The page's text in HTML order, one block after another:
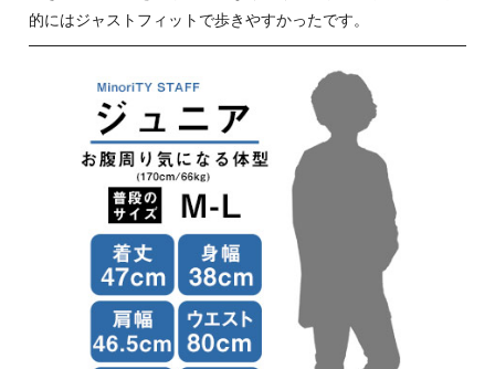
的にはジャストフィットで歩きやすかったです。